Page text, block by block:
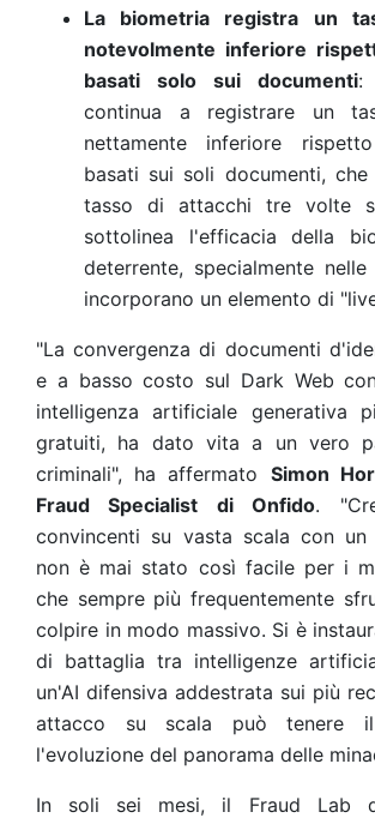
La biometria registra un
notevolmente inferiore
basati solo sui documenti:
continua a registrare un
nettamente inferiore
basati sui soli documenti,
tasso di attacchi tre volte
sottolinea l'efficacia della
deterrente, specialmente
incorporano un elemento di
"La convergenza di documenti
e a basso costo sul Dark Web
intelligenza artificiale generativa
gratuiti, ha dato vita a un vero
criminali", ha affermato Simon
Fraud Specialist di Onfido.
convincenti su vasta scala con un
non è mai stato così facile per i
che sempre più frequentemente
colpire in modo massivo. Si è
di battaglia tra intelligenze
un'AI difensiva addestrata sui più
attacco su scala può tenere
l'evoluzione del panorama delle
In soli sei mesi, il Fraud Lab